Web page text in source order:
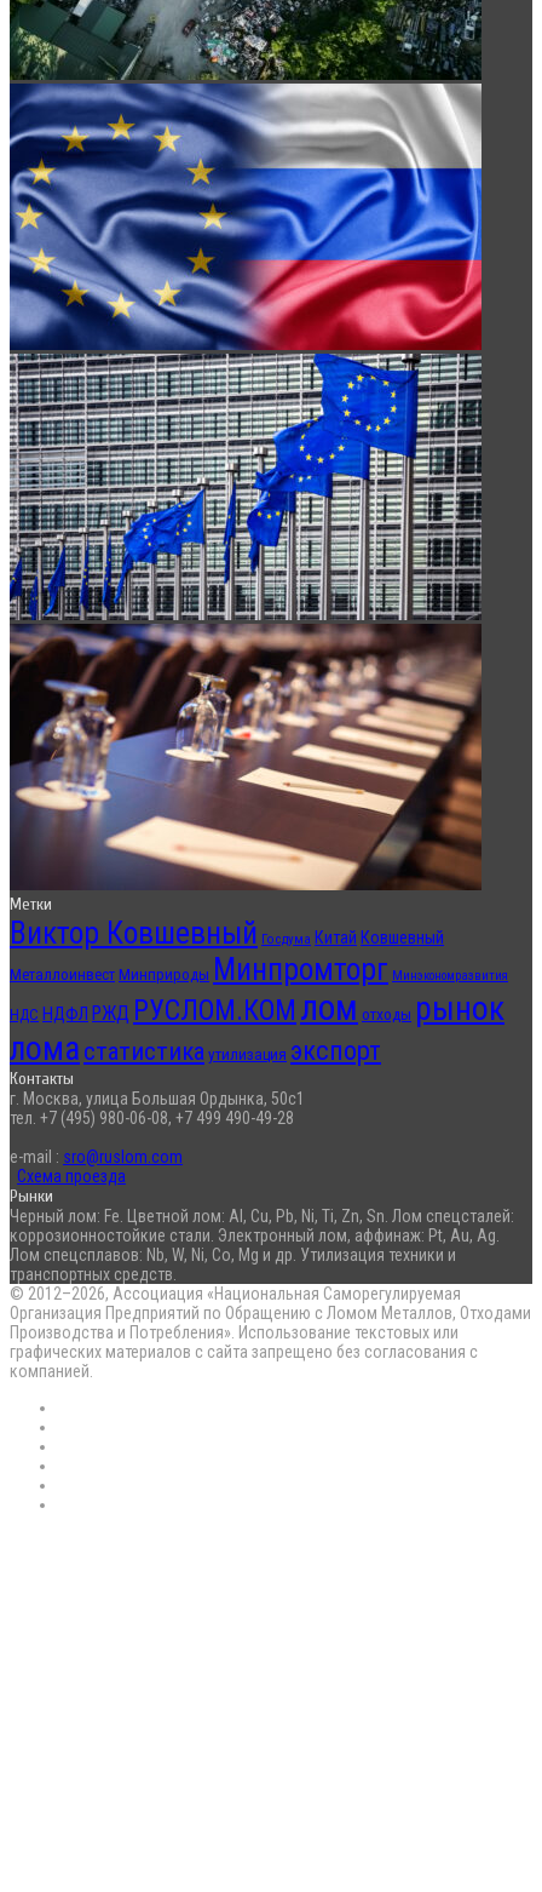
Метки
Виктор Ковшевный Госдума Китай Ковшевный
Металлоинвест Минприроды Минпромторг Минэкономразвития
НДС НДФЛ РЖД РУСЛОМ.КОМ лом отходы рынок
лома статистика утилизация экспорт
Контакты
г. Москва, улица Большая Ордынка, 50с1
тел. +7 (495) 980-06-08, +7 499 490-49-28
e-mail : sro@ruslom.com
Схема проезда
Рынки
Черный лом: Fe. Цветной лом: Al, Cu, Pb, Ni, Ti, Zn, Sn. Лом спецсталей:
коррозионностойкие стали. Электронный лом, аффинаж: Pt, Au, Ag.
Лом спецсплавов: Nb, W, Ni, Co, Mg и др. Утилизация техники и
транспортных средств.
© 2012–2026, Ассоциация «Национальная Саморегулируемая
Организация Предприятий по Обращению с Ломом Металлов, Отходами
Производства и Потребления». Использование текстовых или
графических материалов с сайта запрещено без согласования с
компанией.